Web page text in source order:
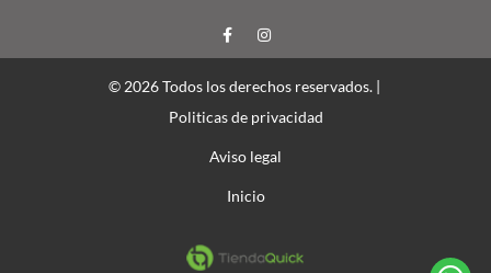
© 2026 Todos los derechos reservados. |
Politicas de privacidad
Aviso legal
Inicio